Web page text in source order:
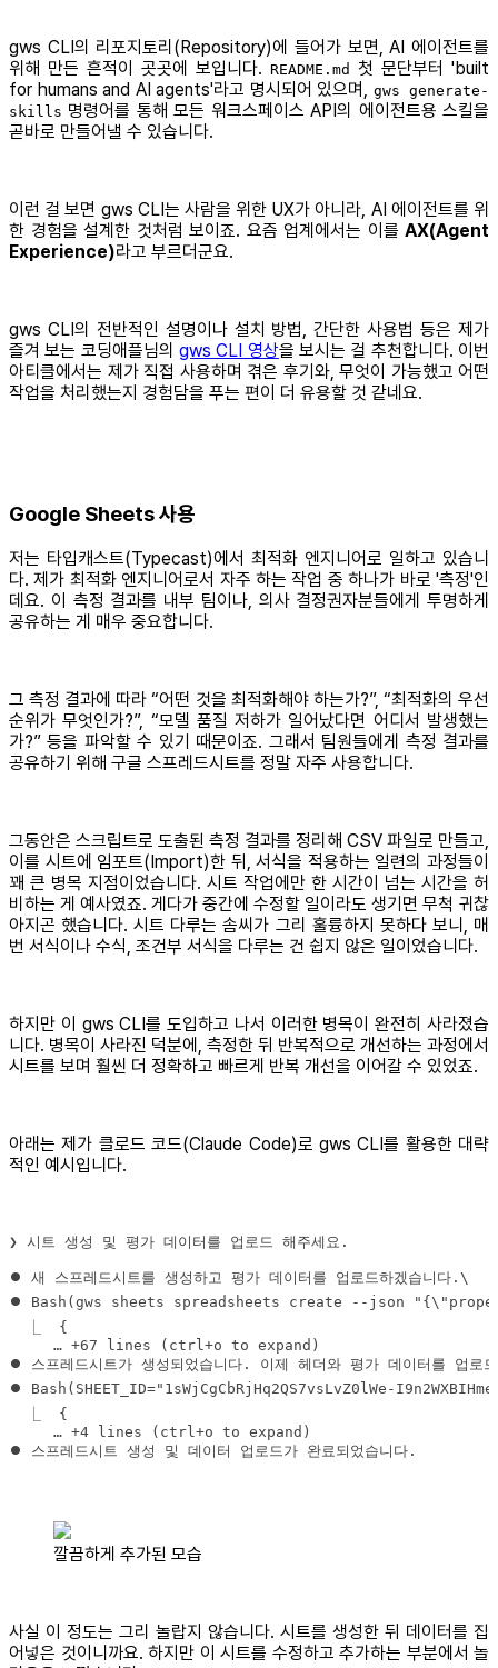
gws CLI의 리포지토리(Repository)에 들어가 보면, AI 에이전트를
위해 만든 흔적이 곳곳에 보입니다. README.md 첫 문단부터 'built
for humans and AI agents'라고 명시되어 있으며,
gws generate-
skills 명령어를 통해 모든 워크스페이스 API의 에이전트용 스킬을
곧바로 만들어낼 수 있습니다.
이런 걸 보면 gws CLI는 사람을 위한 UX가 아니라, AI 에이전트를 위
한 경험을 설계한 것처럼 보이죠. 요즘 업계에서는 이를 AX(Agent
Experience)라고 부르더군요.
gws CLI의 전반적인 설명이나 설치 방법, 간단한 사용법 등은 제가
즐겨 보는 코딩애플님의 gws CLI 영상을 보시는 걸 추천합니다. 이번
아티클에서는 제가 직접 사용하며 겪은 후기와, 무엇이 가능했고 어떤
작업을 처리했는지 경험담을 푸는 편이 더 유용할 것 같네요.
Google Sheets 사용
저는 타입캐스트(Typecast)에서 최적화 엔지니어로 일하고 있습니
다. 제가 최적화 엔지니어로서 자주 하는 작업 중 하나가 바로 '측정'인
데요. 이 측정 결과를 내부 팀이나, 의사 결정권자분들에게 투명하게
공유하는 게 매우 중요합니다.
그 측정 결과에 따라 “어떤 것을 최적화해야 하는가?”, “최적화의 우선
순위가 무엇인가?”, “모델 품질 저하가 일어났다면 어디서 발생했는
가?” 등을 파악할 수 있기 때문이죠. 그래서 팀원들에게 측정 결과를
공유하기 위해 구글 스프레드시트를 정말 자주 사용합니다.
그동안은 스크립트로 도출된 측정 결과를 정리해 CSV 파일로 만들고,
이를 시트에 임포트(Import)한 뒤, 서식을 적용하는 일련의 과정들이
꽤 큰 병목 지점이었습니다. 시트 작업에만 한 시간이 넘는 시간을 허
비하는 게 예사였죠. 게다가 중간에 수정할 일이라도 생기면 무척 귀찮
아지곤 했습니다. 시트 다루는 솜씨가 그리 훌륭하지 못하다 보니, 매
번 서식이나 수식, 조건부 서식을 다루는 건 쉽지 않은 일이었습니다.
하지만 이 gws CLI를 도입하고 나서 이러한 병목이 완전히 사라졌습
니다. 병목이 사라진 덕분에, 측정한 뒤 반복적으로 개선하는 과정에서
시트를 보며 훨씬 더 정확하고 빠르게 반복 개선을 이어갈 수 있었죠.
아래는 제가 클로드 코드(Claude Code)로 gws CLI를 활용한 대략
적인 예시입니다.
❯ 시트 생성 및 평가 데이터를 업로드 해주세요.
⏺ 스프레드시트 생성 및 데이터 업로드가 완료되었습니다.
깔끔하게 추가된 모습
사실 이 정도는 그리 놀랍지 않습니다. 시트를 생성한 뒤 데이터를 집
어넣은 것이니까요. 하지만 이 시트를 수정하고 추가하는 부분에서 놀